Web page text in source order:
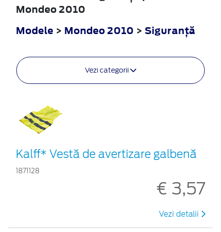
Mondeo 2010
Modele > Mondeo 2010 > Siguranţă
Vezi categorii
Kalff* Vestă de avertizare galbenă
1871128
€ 3,57
Vezi detalii